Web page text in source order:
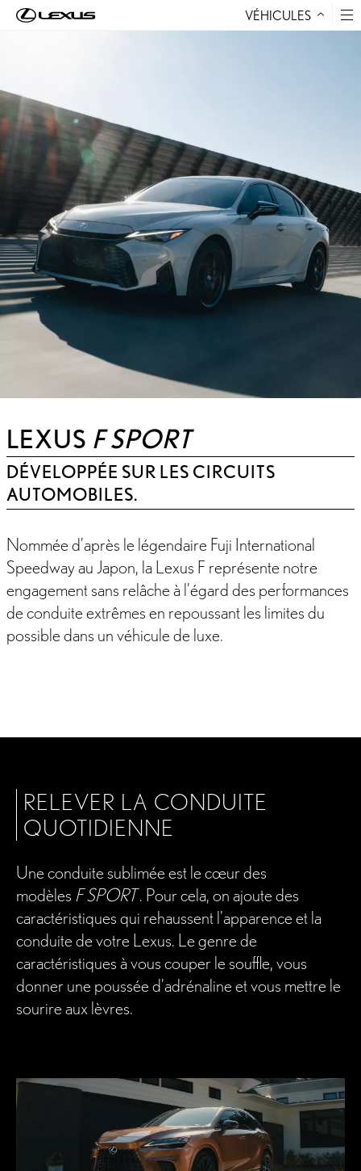
VÉHICULES
LEXUS F SPORT
DÉVELOPPÉE SUR LES CIRCUITS
AUTOMOBILES.
Nommée d’après le légendaire Fuji International
Speedway au Japon, la Lexus F représente notre
engagement sans relâche à l’égard des performances
de conduite extrêmes en repoussant les limites du
possible dans un véhicule de luxe.
RELEVER LA CONDUITE
QUOTIDIENNE
Une conduite sublimée est le cœur des
modèles F SPORT. Pour cela, on ajoute des
caractéristiques qui rehaussent l’apparence et la
conduite de votre Lexus. Le genre de
caractéristiques à vous couper le souffle, vous
donner une poussée d’adrénaline et vous mettre le
sourire aux lèvres.